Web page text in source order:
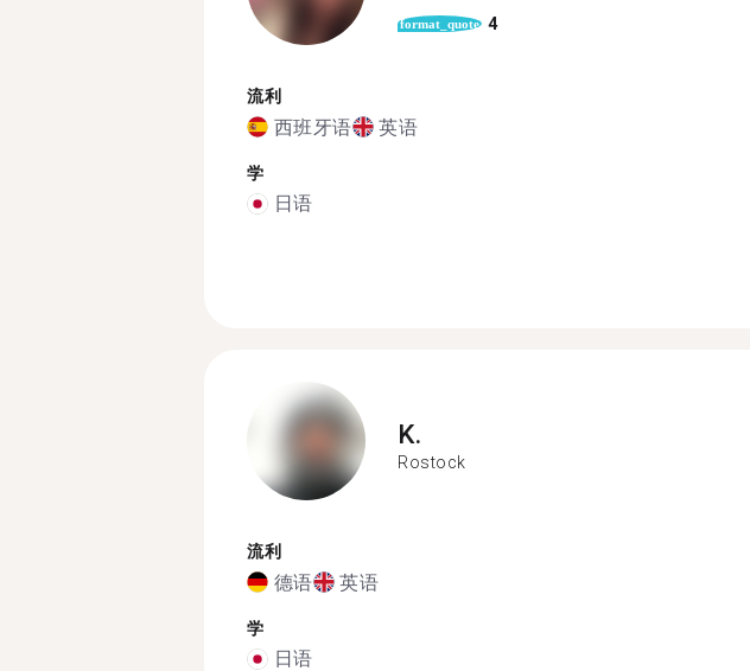
format_quote 4
流利
西班牙语 英语
学
日语
K.
Rostock
流利
德语 英语
学
日语